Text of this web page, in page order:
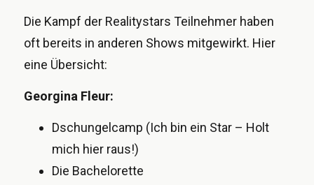
Die Kampf der Realitystars Teilnehmer haben
oft bereits in anderen Shows mitgewirkt. Hier
eine Übersicht:
Georgina Fleur:
Dschungelcamp (Ich bin ein Star – Holt
mich hier raus!)
Die Bachelorette